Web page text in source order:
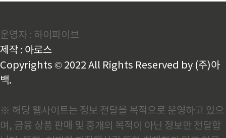
최근 Stellantis는 2030년 100% 전기차 목표를 철회
했고, Honda 역시 전동화 전략 재검토와 함께 손실을
반영..
운영자 : 하이파이브
제작 : 아로스
Copyrights © 2022 All Rights Reserved by (주)아
백.
※ 해당 웹사이트는 정보 전달을 목적으로 운영하고 있으
며, 금융 상품 판매 및 중개의 목적이 아닌 정보만 전달합